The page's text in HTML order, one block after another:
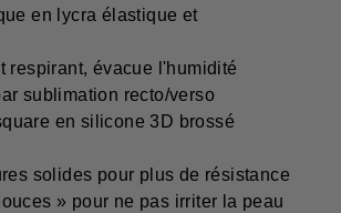
en lycra élastique et
respirant, évacue l'humidité
sublimation recto/verso
en silicone 3D brossé
solides pour plus de résistance
» pour ne pas irriter la peau